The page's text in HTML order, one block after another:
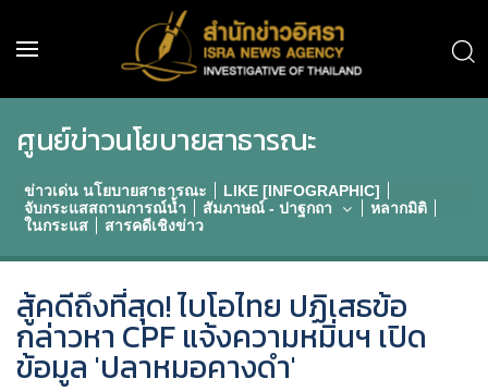
ศูนย์ข่าวนโยบายสาธารณะ
ข่าวเด่น นโยบายสาธารณะ
LIKE [INFOGRAPHIC]
จับกระแสสถานการณ์น้ำ
สัมภาษณ์ - ปาฐกถา
หลากมิติ
ในกระแส
สารคดีเชิงข่าว
สู้คดีถึงที่สุด! ไบโอไทย ปฏิเสธข้อ
กล่าวหา CPF แจ้งความหมิ่นฯ เปิด
ข้อมูล 'ปลาหมอคางดำ'